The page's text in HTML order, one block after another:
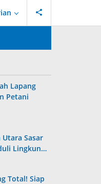
Lapang
Petani
Sasar
Lingkun…
Total! Siap